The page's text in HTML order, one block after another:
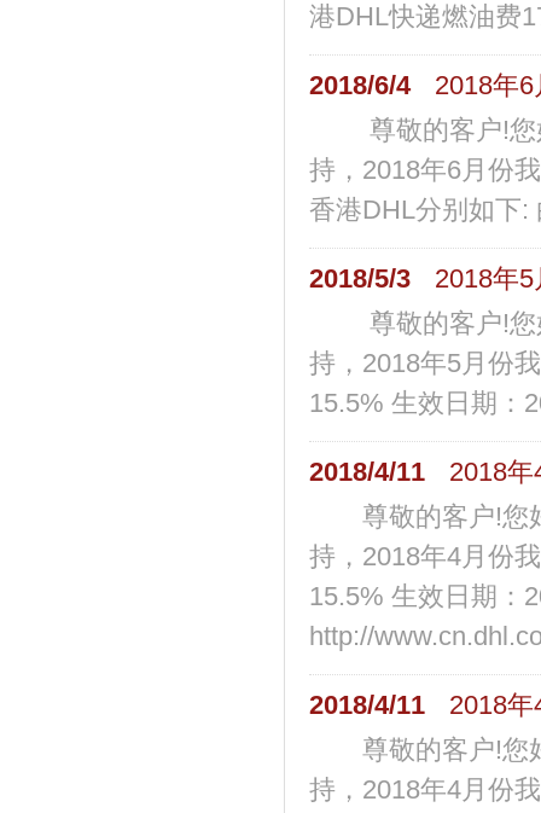
港DHL快递燃油费
2018/6/4
2018年
尊敬的客户!您好
持，2018年6月份
香港DHL分别如下:
2018/5/3
2018年
尊敬的客户!您好
持，2018年5月份
15.5% 生效日期：
2018/4/11
2018
尊敬的客户!您好
持，2018年4月份
15.5% 生效日期：
http://
2018/4/11
2018
尊敬的客户!您好
持，2018年4月份